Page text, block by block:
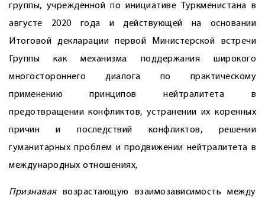
группы, учреждённой по инициативе Туркменистана в
августе 2020 года и действующей на основании
Итоговой декларации первой Министерской встречи
Группы как механизма поддержания широкого
многостороннего диалога по практическому
применению принципов нейтралитета в
предотвращении конфликтов, устранении их коренных
причин и последствий конфликтов, решении
гуманитарных проблем и продвижении нейтралитета в
международных отношениях,
Признаваявозрастающую взаимозависимость между